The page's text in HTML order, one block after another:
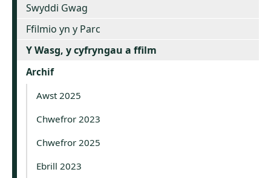
Swyddi Gwag
Ffilmio yn y Parc
Y Wasg, y cyfryngau a ffilm
Archif
Awst 2025
Chwefror 2023
Chwefror 2025
Ebrill 2023